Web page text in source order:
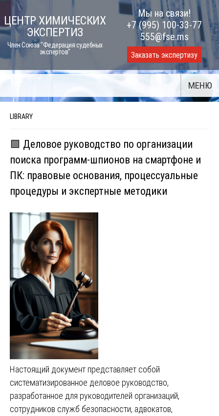
Skip
to
content
ЦЕНТР ХИМИЧЕСКИХ
ЭКСПЕРТИЗ
Член Союза "Федерация судебных
экспертов"
Мы на связи!
+7 (995) 100-33-77
555@fse.ms
Заказать экспертизу
МЕНЮ
LIBRARY
🟩 Деловое руководство по организации
поиска программ-шпионов на смартфоне и
ПК: правовые основания, процессуальные
процедуры и экспертные методики
Настоящий документ представляет собой
систематизированное деловое руководство,
разработанное для руководителей организаций,
сотрудников служб безопасности, адвокатов,